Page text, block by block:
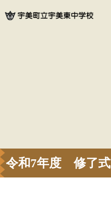
令和7年度 修了式